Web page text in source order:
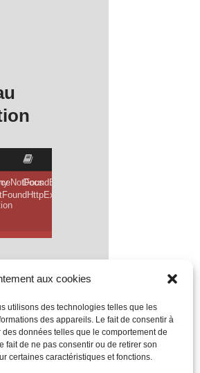
aux cookies
utilisons des technologies telles que les
des appareils. Le fait de consentir à
données telles que le comportement de
fait de ne pas consentir ou de retirer son
certaines caractéristiques et fonctions.